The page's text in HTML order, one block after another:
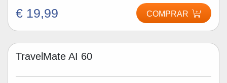
€ 19,99 COMPRAR
TravelMate AI 60